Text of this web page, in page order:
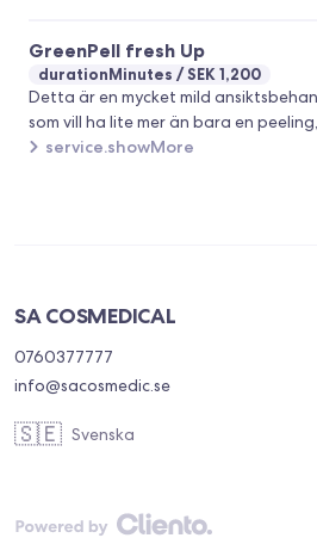
boosta trött hud - strama upp huden - återfukta
ge huden lyster och utstrålning
GreenPell fresh Up
durationMinutes SEK 1,200
Detta är en mycket mild
som vill ha lite mer än bara en
känslig hud. Behandlingen är särskilt
service.showMore
SA COSMEDICAL
0760377777
info@sacosmedic.se
🇸🇪 Svenska